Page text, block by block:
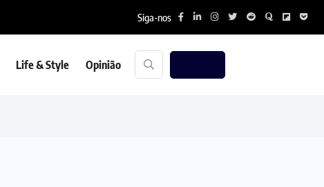
Siga-nos
Life & Style Opinião